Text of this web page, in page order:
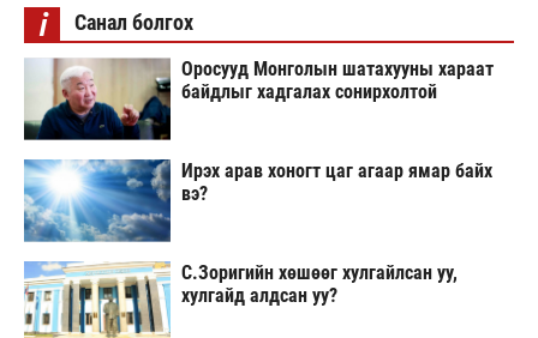
i Санал болгох
Оросууд Монголын шатахууны хараат
байдлыг хадгалах сонирхолтой
Ирэх арав хоногт цаг агаар ямар байх
вэ?
С.Зоригийн хөшөөг хулгайлсан уу,
хулгайд алдсан уу?